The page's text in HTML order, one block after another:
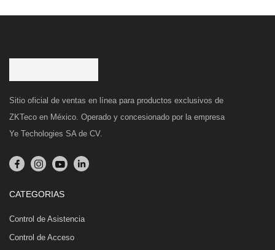
Sitio oficial de ventas en línea para productos exclusivos de
ZKTeco en México. Operado y concesionado por la empresa
Ye Techologies SA de CV.
CATEGORIAS
Control de Asistencia
Control de Acceso